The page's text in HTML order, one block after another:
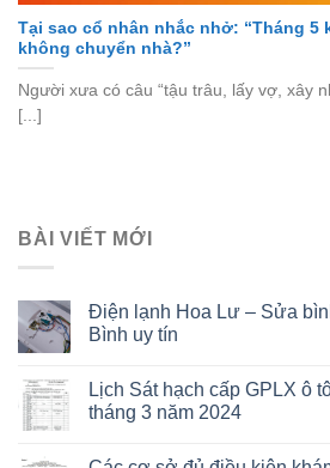
Tại sao cổ nhân nhắc nhở: “Tháng 5
không chuyển nhà?”
Người xưa có câu “tậu trâu, lấy vợ, xây
[...]
BÀI VIẾT MỚI
Điện lạnh Hoa Lư – Sửa
Bình uy tín
Lịch Sát hạch cấp GPLX ô
tháng 3 năm 2024